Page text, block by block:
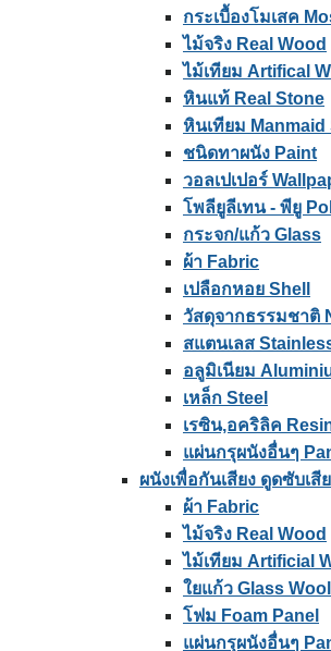
กระเบื้องโมเสค
ไม้จริง Real Wood
ไม้เทียม Artifical
หินแท้ Real Stone
หินเทียม Manmaid
ชนิดทาผนัง Paint
วอลเปเปอร์
โพลียูลีเทน - พียู
กระจก/แก้ว Glass
ผ้า Fabric
เปลือกหอย Shell
วัสดุจากธรรมชาติ
สแตนเลส
อลูมิเนียม
เหล็ก Steel
เรซิน,อคริลิค
แผ่นกรุผนังอื่นๆ
ผนังเพื่อกันเสียง ดูดซับเสี
ผ้า Fabric
ไม้จริง Real Wood
ไม้เทียม Artificial
ใยแก้ว Glass Wool
โฟม Foam Panel
แผ่นกรุผนังอื่นๆ